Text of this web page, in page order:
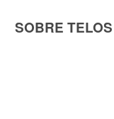
SOBRE TELOS